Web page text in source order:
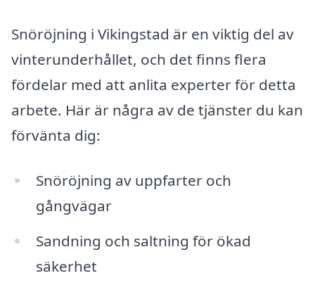
Snöröjning i Vikingstad är en viktig del av
vinterunderhållet, och det finns flera
fördelar med att anlita experter för detta
arbete. Här är några av de tjänster du kan
förvänta dig:
Snöröjning av uppfarter och
gångvägar
Sandning och saltning för ökad
säkerhet